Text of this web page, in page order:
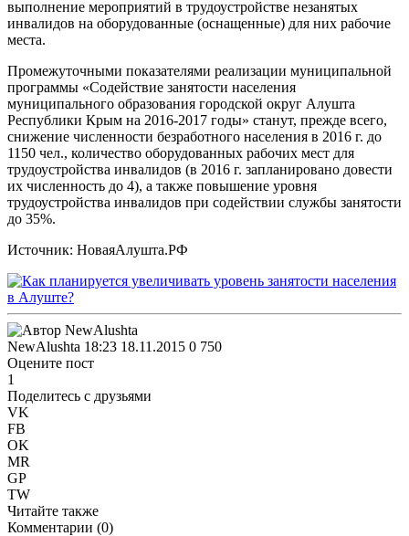
выполнение мероприятий в трудоустройстве незанятых
инвалидов на оборудованные (оснащенные) для них рабочие
места.
Промежуточными показателями реализации муниципальной
программы «Содействие занятости населения
муниципального образования городской округ Алушта
Республики Крым на 2016-2017 годы» станут, прежде всего,
снижение численности безработного населения в 2016 г. до
1150 чел., количество оборудованных рабочих мест для
трудоустройства инвалидов (в 2016 г. запланировано довести
их численность до 4), а также повышение уровня
трудоустройства инвалидов при содействии службы занятости
до 35%.
Источник: НоваяАлушта.РФ
NewAlushta 18:23 18.11.2015 0 750
Оцените пост
1
Поделитесь с друзьями
VK
FB
OK
MR
GP
TW
Читайте также
Комментарии (0)